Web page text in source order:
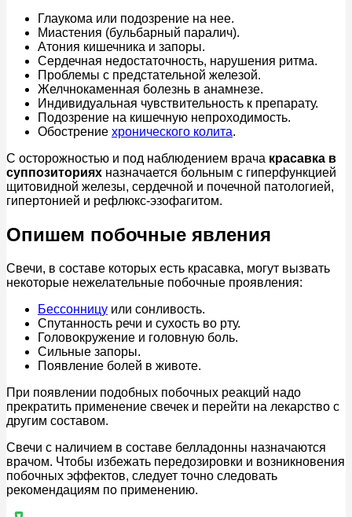
Глаукома или подозрение на нее.
Миастения (бульбарный паралич).
Атония кишечника и запоры.
Сердечная недостаточность, нарушения ритма.
Проблемы с предстательной железой.
Желчнокаменная болезнь в анамнезе.
Индивидуальная чувствительность к препарату.
Подозрение на кишечную непроходимость.
Обострение хронического колита.
С осторожностью и под наблюдением врача красавка в
суппозиториях назначается больным с гиперфункцией
щитовидной железы, сердечной и почечной патологией,
гипертонией и рефлюкс-эзофагитом.
Опишем побочные явления
Свечи, в составе которых есть красавка, могут вызвать
некоторые нежелательные побочные проявления:
Бессонницу или сонливость.
Спутанность речи и сухость во рту.
Головокружение и головную боль.
Сильные запоры.
Появление болей в животе.
При появлении подобных побочных реакций надо
прекратить применение свечек и перейти на лекарство с
другим составом.
Свечи с наличием в составе белладонны назначаются
врачом. Чтобы избежать передозировки и возникновения
побочных эффектов, следует точно следовать
рекомендациям по применению.